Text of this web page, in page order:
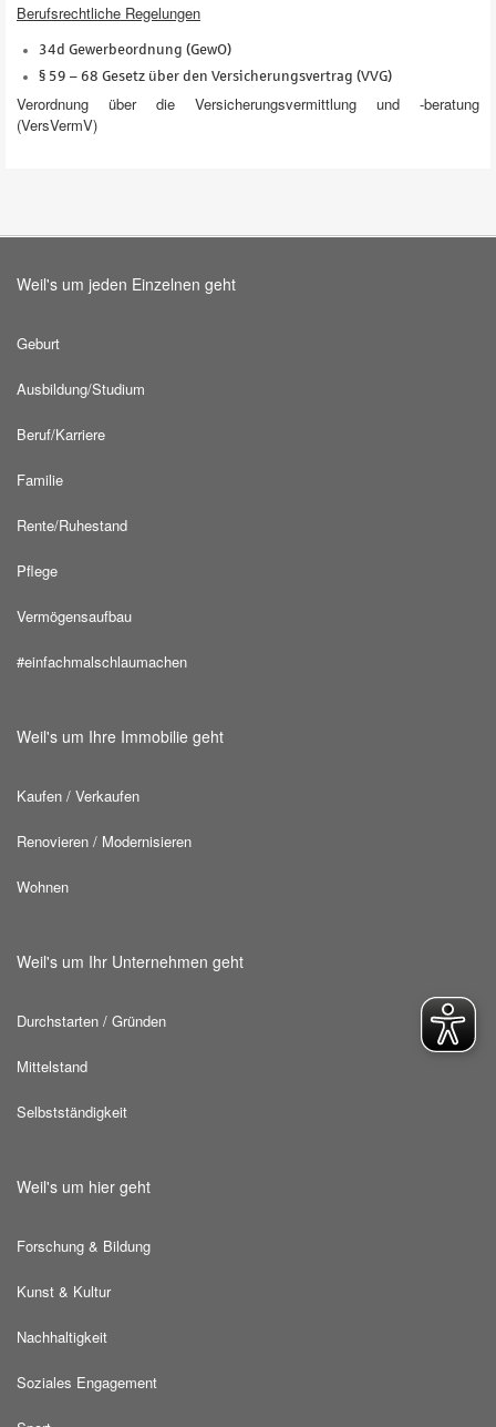
Berufsrechtliche Regelungen
34d Gewerbeordnung (GewO)
§ 59 – 68 Gesetz über den Versicherungs­vertrag (VVG)
Verordnung über die Versicherungs­vermittlung und -beratung
(VersVermV)
Weil's um jeden Einzelnen geht
Geburt
Ausbildung/Studium
Beruf/Karriere
Familie
Rente/Ruhestand
Pflege
Vermögensaufbau
#einfachmalschlaumachen
Weil's um Ihre Immobilie geht
Kaufen / Verkaufen
Renovieren / Modernisieren
Wohnen
Weil's um Ihr Unternehmen geht
Durchstarten / Gründen
Mittelstand
Selbstständigkeit
Weil's um hier geht
Forschung & Bildung
Kunst & Kultur
Nachhaltigkeit
Soziales Engagement